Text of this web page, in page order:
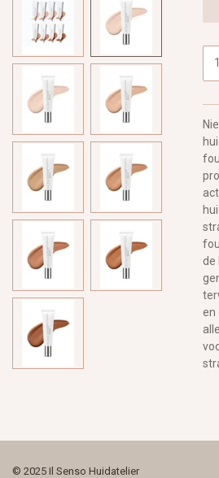
de
en
© 2025 Il Senso Huidatelier